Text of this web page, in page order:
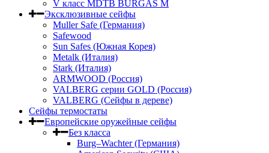
V класс МDTB BURGAS M
Эксклюзивные сейфы
Muller Safe (Германия)
Safewood
Sun Safes (Южная Корея)
Metalk (Италия)
Stark (Италия)
ARMWOOD (Россия)
VALBERG серии GOLD (Россия)
VALBERG (Сейфы в дереве)
Сейфы термостаты
Европейские оружейные сейфы
Без класса
Burg–Wachter (Германия)